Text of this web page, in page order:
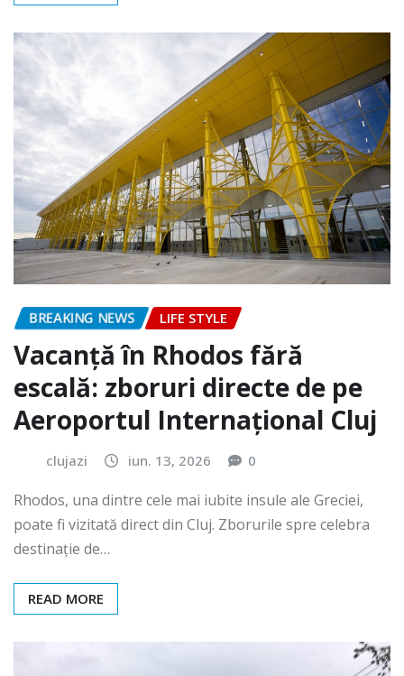
BREAKING NEWS LIFE STYLE
Vacanță în Rhodos fără
escală: zboruri directe de pe
Aeroportul Internațional Cluj
clujazi iun. 13, 2026 0
Rhodos, una dintre cele mai iubite insule ale Greciei,
poate fi vizitată direct din Cluj. Zborurile spre celebra
destinație de…
READ MORE